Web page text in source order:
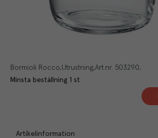
Bormioli Rocco Utrustning Art.nr. 503290
Minsta beställning 1 st
Artikelinformation